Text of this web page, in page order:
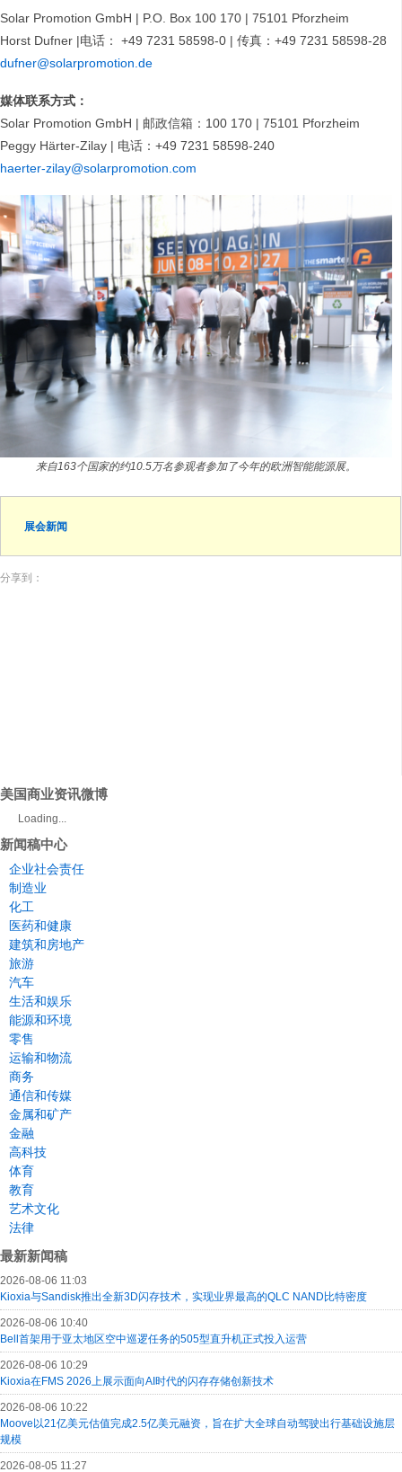
Solar Promotion GmbH | P.O. Box 100 170 | 75101 Pforzheim
Horst Dufner |电话： +49 7231 58598-0 | 传真：+49 7231 58598-28
dufner@solarpromotion.de
媒体联系方式：
Solar Promotion GmbH | 邮政信箱：100 170 | 75101 Pforzheim
Peggy Härter-Zilay | 电话：+49 7231 58598-240
haerter-zilay@solarpromotion.com
来自163个国家的约10.5万名参观者参加了今年的欧洲智能能源展。
展会新闻
分享到：
美国商业资讯微博
Loading...
新闻稿中心
企业社会责任
制造业
化工
医药和健康
建筑和房地产
旅游
汽车
生活和娱乐
能源和环境
零售
运输和物流
商务
通信和传媒
金属和矿产
金融
高科技
体育
教育
艺术文化
法律
最新新闻稿
2026-08-06 11:03
Kioxia与Sandisk推出全新3D闪存技术，实现业界最高的QLC NAND比特密度
2026-08-06 10:40
Bell首架用于亚太地区空中巡逻任务的505型直升机正式投入运营
2026-08-06 10:29
Kioxia在FMS 2026上展示面向AI时代的闪存存储创新技术
2026-08-06 10:22
Moove以21亿美元估值完成2.5亿美元融资，旨在扩大全球自动驾驶出行基础设施层
规模
2026-08-05 11:27